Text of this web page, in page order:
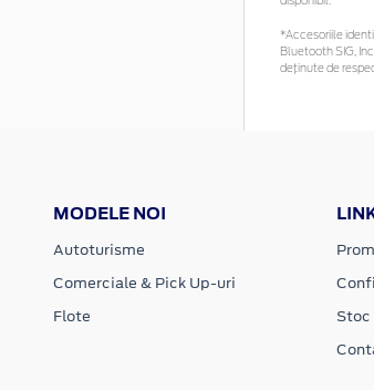
*Accesoriile
Bluetooth SIG,
deținute de
MODELE NOI
Autoturisme
Comerciale & Pick Up-uri
Flote
Stoc